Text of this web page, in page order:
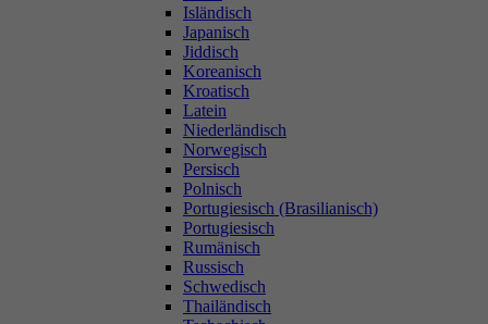
Isländisch
Japanisch
Jiddisch
Koreanisch
Kroatisch
Latein
Niederländisch
Norwegisch
Persisch
Polnisch
Portugiesisch (Brasilianisch)
Portugiesisch
Rumänisch
Russisch
Schwedisch
Thailändisch